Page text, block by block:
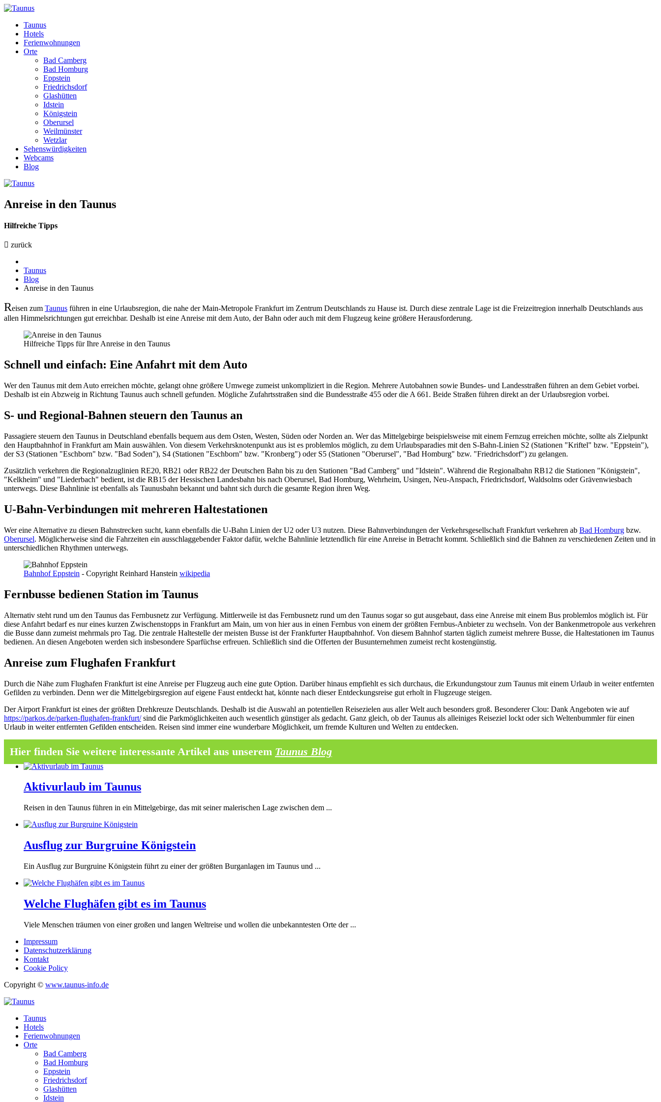
Taunus
Hotels
Ferienwohnungen
Orte
Bad Camberg
Bad Homburg
Eppstein
Friedrichsdorf
Glashütten
Idstein
Königstein
Oberursel
Weilmünster
Wetzlar
Sehenswürdigkeiten
Webcams
Blog
Anreise in den Taunus
Hilfreiche Tipps
zurück
Taunus
Blog
Anreise in den Taunus
Reisen zum Taunus führen in eine Urlaubsregion, die nahe der Main-Metropole Frankfurt im Zentrum Deutschlands zu Hause ist. Durch diese zentrale Lage ist die Freizeitregion innerhalb Deutschlands aus
allen Himmelsrichtungen gut erreichbar. Deshalb ist eine Anreise mit dem Auto, der Bahn oder auch mit dem Flugzeug keine größere Herausforderung.
Hilfreiche Tipps für Ihre Anreise in den Taunus
Schnell und einfach: Eine Anfahrt mit dem Auto
Wer den Taunus mit dem Auto erreichen möchte, gelangt ohne größere Umwege zumeist unkompliziert in die Region. Mehrere Autobahnen sowie Bundes- und Landesstraßen führen an dem Gebiet vorbei.
Deshalb ist ein Abzweig in Richtung Taunus auch schnell gefunden. Mögliche Zufahrtsstraßen sind die Bundesstraße 455 oder die A 661. Beide Straßen führen direkt an der Urlaubsregion vorbei.
S- und Regional-Bahnen steuern den Taunus an
Passagiere steuern den Taunus in Deutschland ebenfalls bequem aus dem Osten, Westen, Süden oder Norden an. Wer das Mittelgebirge beispielsweise mit einem Fernzug erreichen möchte, sollte als Zielpunkt
den Hauptbahnhof in Frankfurt am Main auswählen. Von diesem Verkehrsknotenpunkt aus ist es problemlos möglich, zu dem Urlaubsparadies mit den S-Bahn-Linien S2 (Stationen "Kriftel" bzw. "Eppstein"),
der S3 (Stationen "Eschborn" bzw. "Bad Soden"), S4 (Stationen "Eschborn" bzw. "Kronberg") oder S5 (Stationen "Oberursel", "Bad Homburg" bzw. "Friedrichsdorf") zu gelangen.
Zusätzlich verkehren die Regionalzuglinien RE20, RB21 oder RB22 der Deutschen Bahn bis zu den Stationen "Bad Camberg" und "Idstein". Während die Regionalbahn RB12 die Stationen "Königstein",
"Kelkheim" und "Liederbach" bedient, ist die RB15 der Hessischen Landesbahn bis nach Oberursel, Bad Homburg, Wehrheim, Usingen, Neu-Anspach, Friedrichsdorf, Waldsolms oder Grävenwiesbach
unterwegs. Diese Bahnlinie ist ebenfalls als Taunusbahn bekannt und bahnt sich durch die gesamte Region ihren Weg.
U-Bahn-Verbindungen mit mehreren Haltestationen
Wer eine Alternative zu diesen Bahnstrecken sucht, kann ebenfalls die U-Bahn Linien der U2 oder U3 nutzen. Diese Bahnverbindungen der Verkehrsgesellschaft Frankfurt verkehren ab Bad Homburg bzw.
Oberursel. Möglicherweise sind die Fahrzeiten ein ausschlaggebender Faktor dafür, welche Bahnlinie letztendlich für eine Anreise in Betracht kommt. Schließlich sind die Bahnen zu verschiedenen Zeiten und in
unterschiedlichen Rhythmen unterwegs.
Bahnhof Eppstein - Copyright Reinhard Hanstein wikipedia
Fernbusse bedienen Station im Taunus
Alternativ steht rund um den Taunus das Fernbusnetz zur Verfügung. Mittlerweile ist das Fernbusnetz rund um den Taunus sogar so gut ausgebaut, dass eine Anreise mit einem Bus problemlos möglich ist. Für
diese Anfahrt bedarf es nur eines kurzen Zwischenstopps in Frankfurt am Main, um von hier aus in einen Fernbus von einem der größten Fernbus-Anbieter zu wechseln. Von der Bankenmetropole aus verkehren
die Busse dann zumeist mehrmals pro Tag. Die zentrale Haltestelle der meisten Busse ist der Frankfurter Hauptbahnhof. Von diesem Bahnhof starten täglich zumeist mehrere Busse, die Haltestationen im Taunus
bedienen. An diesen Angeboten werden sich insbesondere Sparfüchse erfreuen. Schließlich sind die Offerten der Busunternehmen zumeist recht kostengünstig.
Anreise zum Flughafen Frankfurt
Durch die Nähe zum Flughafen Frankfurt ist eine Anreise per Flugzeug auch eine gute Option. Darüber hinaus empfiehlt es sich durchaus, die Erkundungstour zum Taunus mit einem Urlaub in weiter entfernten
Gefilden zu verbinden. Denn wer die Mittelgebirgsregion auf eigene Faust entdeckt hat, könnte nach dieser Entdeckungsreise gut erholt in Flugzeuge steigen.
Der Airport Frankfurt ist eines der größten Drehkreuze Deutschlands. Deshalb ist die Auswahl an potentiellen Reisezielen aus aller Welt auch besonders groß. Besonderer Clou: Dank Angeboten wie auf
https://parkos.de/parken-flughafen-frankfurt/sind die Parkmöglichkeiten auch wesentlich günstiger als gedacht. Ganz gleich, ob der Taunus als alleiniges Reiseziel lockt oder sich Weltenbummler für einen
Urlaub in weiter entfernten Gefilden entscheiden. Reisen sind immer eine wunderbare Möglichkeit, um fremde Kulturen und Welten zu entdecken.
Hier finden Sie weitere interessante Artikel aus unserem Taunus Blog
Aktivurlaub im Taunus
Reisen in den Taunus führen in ein Mittelgebirge, das mit seiner malerischen Lage zwischen dem ...
Ausflug zur Burgruine Königstein
Ein Ausflug zur Burgruine Königstein führt zu einer der größten Burganlagen im Taunus und ...
Welche Flughäfen gibt es im Taunus
Viele Menschen träumen von einer großen und langen Weltreise und wollen die unbekanntesten Orte der ...
Impressum
Datenschutzerklärung
Kontakt
Cookie Policy
Copyright © www.taunus-info.de
Taunus
Hotels
Ferienwohnungen
Orte
Bad Camberg
Bad Homburg
Eppstein
Friedrichsdorf
Glashütten
Idstein